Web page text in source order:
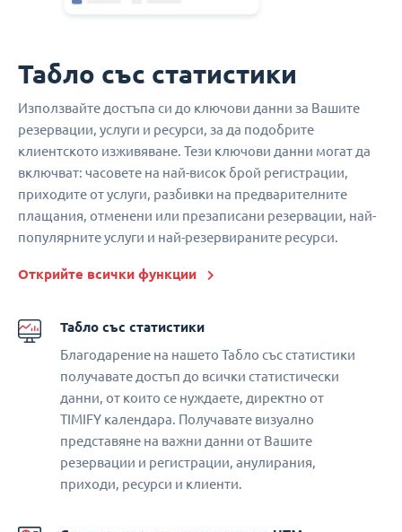
Табло със статистики
Използвайте достъпа си до ключови данни за Вашите
резервации, услуги и ресурси, за да подобрите
клиентското изживяване. Тези ключови данни могат да
включват: часовете на най-висок брой регистрации,
приходите от услуги, разбивки на предварителните
плащания, отменени или презаписани резервации, най-
популярните услуги и най-резервираните ресурси.
Открийте всички функции
Табло със статистики
Благодарение на нашето Табло със статистики
получавате достъп до всички статистически
данни, от които се нуждаете, директно от
TIMIFY календара. Получавате визуално
представяне на важни данни от Вашите
резервации и регистрации, анулирания,
приходи, ресурси и клиенти.